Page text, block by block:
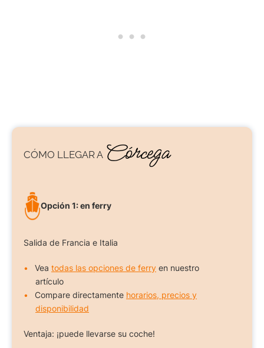
CÓMO LLEGAR A Córcega
Opción 1: en ferry
Salida de Francia e Italia
Vea todas las opciones de ferry en nuestro
artículo
Compare directamente horarios, precios y
disponibilidad
Ventaja: ¡puede llevarse su coche!